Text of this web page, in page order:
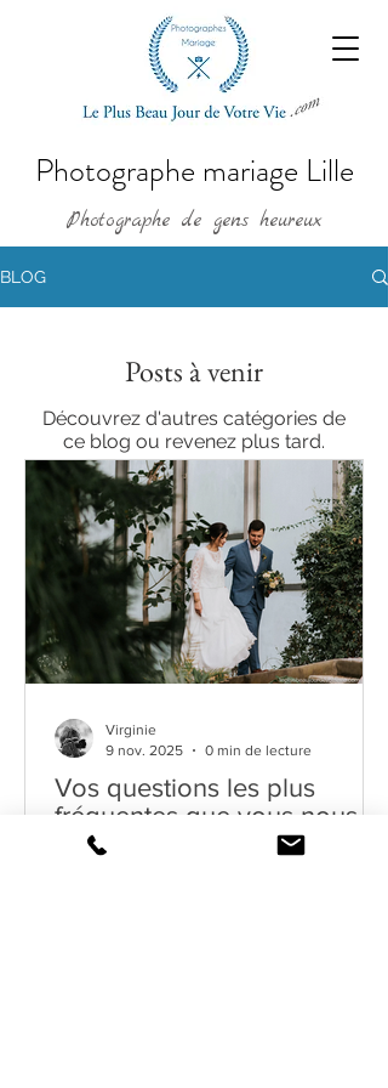
Photographe mariage Lille
Photographe de gens heureux
BLOG
Posts à venir
Découvrez d'autres catégories de
ce blog ou revenez plus tard.
Vos questions les plus
fréquentes que vous nous
posez lorsque vous
Virginie
9 nov. 2025
0 min de lecture